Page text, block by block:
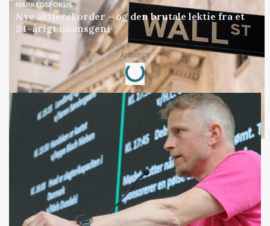
MARKEDSFOKUS
Nye aktierekorder – og den brutale lektie fra et
24-årigt finansgeni
Annonce
Loading...